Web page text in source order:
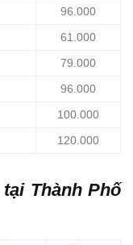
96.000
61.000
79.000
96.000
100.000
120.000
Thành Phố